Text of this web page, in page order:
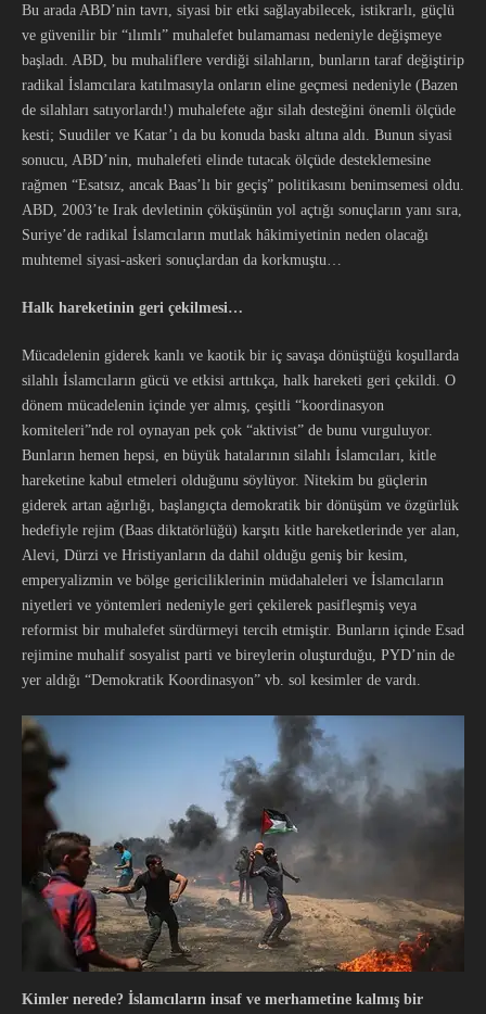
Bu arada ABD’nin tavrı, siyasi bir etki sağlayabilecek, istikrarlı, güçlü
ve güvenilir bir “ılımlı” muhalefet bulamaması nedeniyle değişmeye
başladı. ABD, bu muhaliflere verdiği silahların, bunların taraf değiştirip
radikal İslamcılara katılmasıyla onların eline geçmesi nedeniyle (Bazen
de silahları satıyorlardı!) muhalefete ağır silah desteğini önemli ölçüde
kesti; Suudiler ve Katar’ı da bu konuda baskı altına aldı. Bunun siyasi
sonucu, ABD’nin, muhalefeti elinde tutacak ölçüde desteklemesine
rağmen “Esatsız, ancak Baas’lı bir geçiş” politikasını benimsemesi oldu.
ABD, 2003’te Irak devletinin çöküşünün yol açtığı sonuçların yanı sıra,
Suriye’de radikal İslamcıların mutlak hâkimiyetinin neden olacağı
muhtemel siyasi-askeri sonuçlardan da korkmuştu…
Halk hareketinin geri çekilmesi…
Mücadelenin giderek kanlı ve kaotik bir iç savaşa dönüştüğü koşullarda
silahlı İslamcıların gücü ve etkisi arttıkça, halk hareketi geri çekildi. O
dönem mücadelenin içinde yer almış, çeşitli “koordinasyon
komiteleri”nde rol oynayan pek çok “aktivist” de bunu vurguluyor.
Bunların hemen hepsi, en büyük hatalarının silahlı İslamcıları, kitle
hareketine kabul etmeleri olduğunu söylüyor. Nitekim bu güçlerin
giderek artan ağırlığı, başlangıçta demokratik bir dönüşüm ve özgürlük
hedefiyle rejim (Baas diktatörlüğü) karşıtı kitle hareketlerinde yer alan,
Alevi, Dürzi ve Hristiyanların da dahil olduğu geniş bir kesim,
emperyalizmin ve bölge gericiliklerinin müdahaleleri ve İslamcıların
niyetleri ve yöntemleri nedeniyle geri çekilerek pasifleşmiş veya
reformist bir muhalefet sürdürmeyi tercih etmiştir. Bunların içinde Esad
rejimine muhalif sosyalist parti ve bireylerin oluşturduğu, PYD’nin de
yer aldığı “Demokratik Koordinasyon” vb. sol kesimler de vardı.
Kimler nerede? İslamcıların insaf ve merhametine kalmış bir